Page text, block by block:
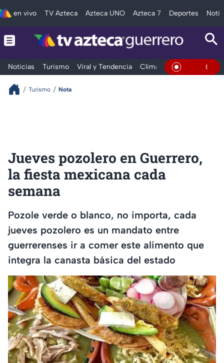
en vivo TV Azteca Azteca UNO Azteca 7 Deportes
Noticias Turismo Viral y Tendencia Clima Deportes En Vivo
Turismo Nota
Jueves pozolero en Guerrero,
la fiesta mexicana cada
semana
Pozole verde o blanco, no importa, cada
jueves pozolero es un mandato entre
guerrerenses ir a comer este alimento que
integra la canasta básica del estado